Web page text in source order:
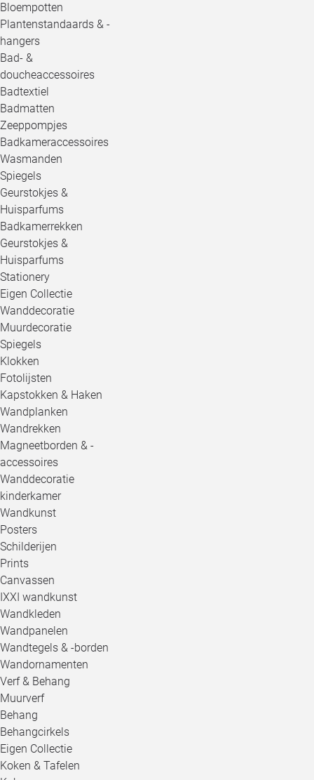
Bloempotten
Plantenstandaards & -
hangers
Bad- &
doucheaccessoires
Badtextiel
Badmatten
Zeeppompjes
Badkameraccessoires
Wasmanden
Spiegels
Geurstokjes &
Huisparfums
Badkamerrekken
Geurstokjes &
Huisparfums
Stationery
Eigen Collectie
Wanddecoratie
Muurdecoratie
Spiegels
Klokken
Fotolijsten
Kapstokken & Haken
Wandplanken
Wandrekken
Magneetborden & -
accessoires
Wanddecoratie
kinderkamer
Wandkunst
Posters
Schilderijen
Prints
Canvassen
IXXI wandkunst
Wandkleden
Wandpanelen
Wandtegels & -borden
Wandornamenten
Verf & Behang
Muurverf
Behang
Behangcirkels
Eigen Collectie
Koken & Tafelen